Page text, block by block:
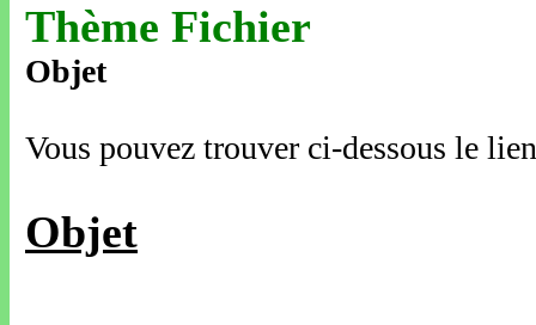
Thème Fichier
Objet
Vous pouvez trouver ci-dessous le
Objet